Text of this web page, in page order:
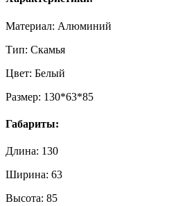
Материал: Алюминий
Тип: Скамья
Цвет: Белый
Размер: 130*63*85
Габариты:
Длина: 130
Ширина: 63
Высота: 85